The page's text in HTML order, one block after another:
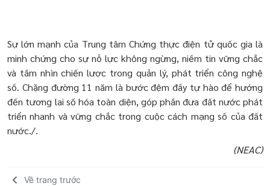
Sự lớn mạnh của Trung tâm Chứng thực điện tử quốc gia là
minh chứng cho sự nỗ lực không ngừng, niềm tin vững chắc
và tầm nhìn chiến lược trong quản lý, phát triển công nghệ
số. Chặng đường 11 năm là bước đệm đầy tự hào để hướng
đến tương lai số hóa toàn diện, góp phần đưa đất nước phát
triển nhanh và vững chắc trong cuộc cách mạng số của đất
nước./.
(NEAC)
Về trang trước